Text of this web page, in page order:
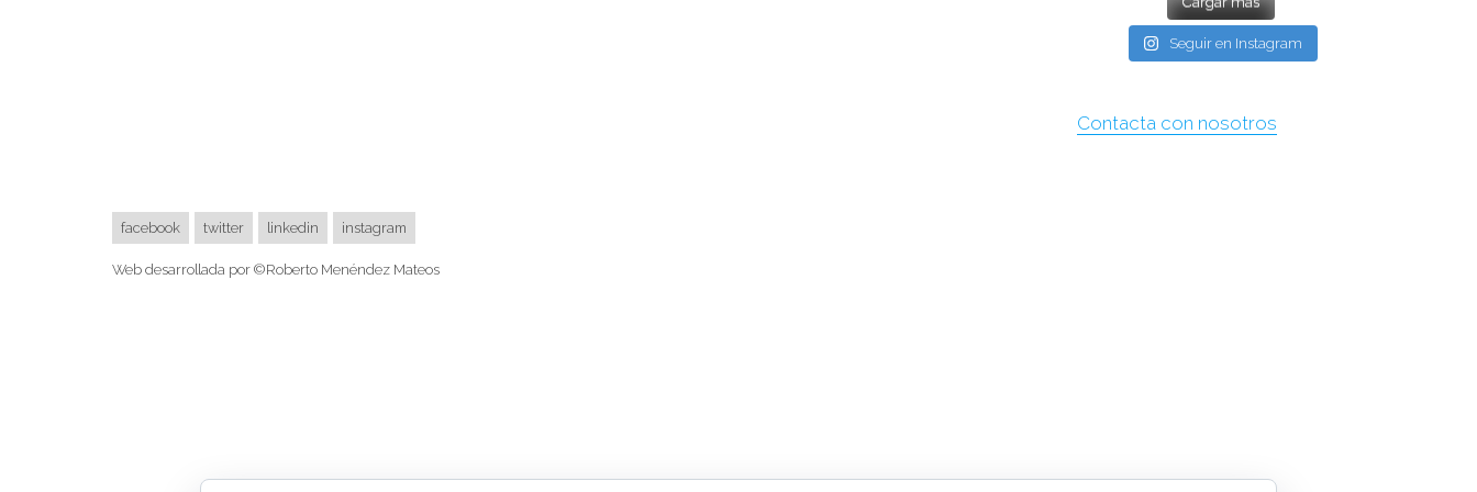
Seguir en Instagram
Contacta con nosotros
facebook twitter linkedin instagram
Web desarrollada por ©Roberto Menéndez Mateos